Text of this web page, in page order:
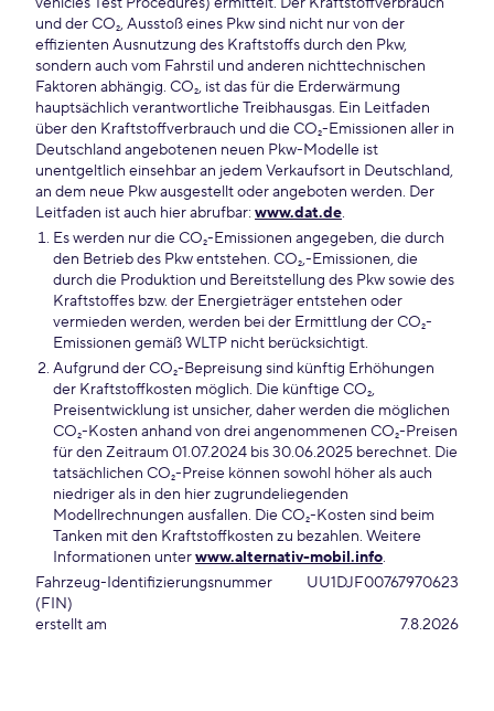
und der CO₂, Ausstoß eines Pkw sind nicht nur von der
effizienten Ausnutzung des Kraftstoffs durch den Pkw,
sondern auch vom Fahrstil und anderen nichttechnischen
Faktoren abhängig. CO₂, ist das für die Erderwärmung
hauptsächlich verantwortliche Treibhausgas. Ein Leitfaden
über den Kraftstoffverbrauch und die CO₂-Emissionen aller in
Deutschland angebotenen neuen Pkw-Modelle ist
unentgeltlich einsehbar an jedem Verkaufsort in Deutschland,
an dem neue Pkw ausgestellt oder angeboten werden. Der
Leitfaden ist auch hier abrufbar: www.dat.de.
Es werden nur die CO₂-Emissionen angegeben, die durch
den Betrieb des Pkw entstehen. CO₂,-Emissionen, die
durch die Produktion und Bereitstellung des Pkw sowie des
Kraftstoffes bzw. der Energieträger entstehen oder
vermieden werden, werden bei der Ermittlung der CO₂-
Emissionen gemäß WLTP nicht berücksichtigt.
Aufgrund der CO₂-Bepreisung sind künftig Erhöhungen
der Kraftstoffkosten möglich. Die künftige CO₂,
Preisentwicklung ist unsicher, daher werden die möglichen
CO₂-Kosten anhand von drei angenommenen CO₂-Preisen
für den Zeitraum 01.07.2024 bis 30.06.2025 berechnet. Die
tatsächlichen CO₂-Preise können sowohl höher als auch
niedriger als in den hier zugrundeliegenden
Modellrechnungen ausfallen. Die CO₂-Kosten sind beim
Tanken mit den Kraftstoffkosten zu bezahlen. Weitere
Informationen unterwww.alternativ-mobil.info.
Fahrzeug-Identifizierungsnummer
(FIN)
UU1DJF00767970623
erstellt am 7.8.2026